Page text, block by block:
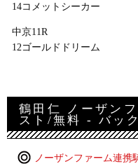
14コメットシーカー
中京11R
12ゴールドドリーム
鶴田仁 ノーザン
スト/無料 - バッ
ノーザンファーム連携